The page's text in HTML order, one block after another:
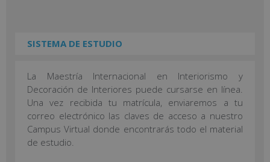
SISTEMA DE ESTUDIO
La Maestría Internacional en Interiorismo y
Decoración de Interiores puede cursarse en línea.
Una vez recibida tu matrícula, enviaremos a tu
correo electrónico las claves de acceso a nuestro
Campus Virtual donde encontrarás todo el material
de estudio.